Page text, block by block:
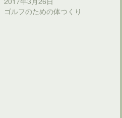
ゴルフのための体つくり